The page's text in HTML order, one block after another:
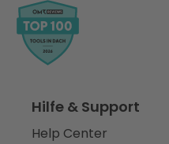
Hilfe & Support
Help Center